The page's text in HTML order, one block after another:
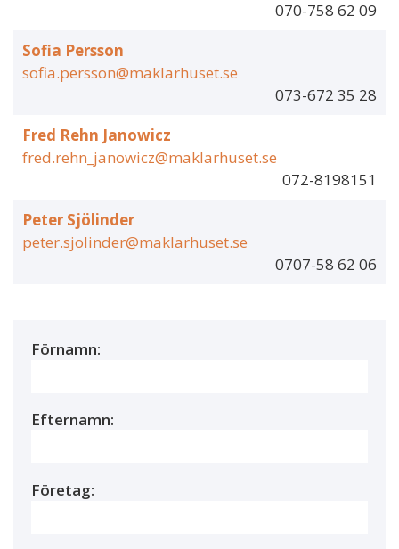
070-758 62 09
Sofia Persson
sofia.persson@maklarhuset.se
073-672 35 28
Fred Rehn Janowicz
fred.rehn_janowicz@maklarhuset.se
072-8198151
Peter Sjölinder
peter.sjolinder@maklarhuset.se
0707-58 62 06
Förnamn:
Efternamn:
Företag: